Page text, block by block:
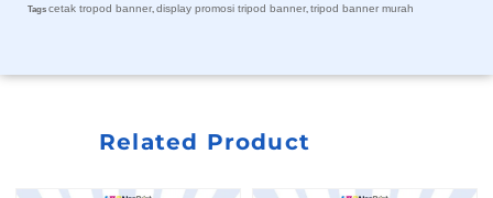
Tags cetak tropod banner display promosi tripod banner tripod banner murah
Related Product